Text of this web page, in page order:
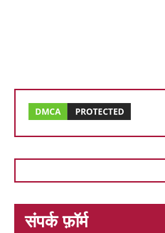
संपर्क फ़ॉर्म